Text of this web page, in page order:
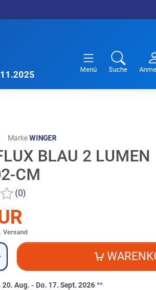
Menü Suche
Marke WINGER
BLAU 2 LUMEN
CM
(0)
Versand
20. Aug. - Do. 17. Sept. 2026**